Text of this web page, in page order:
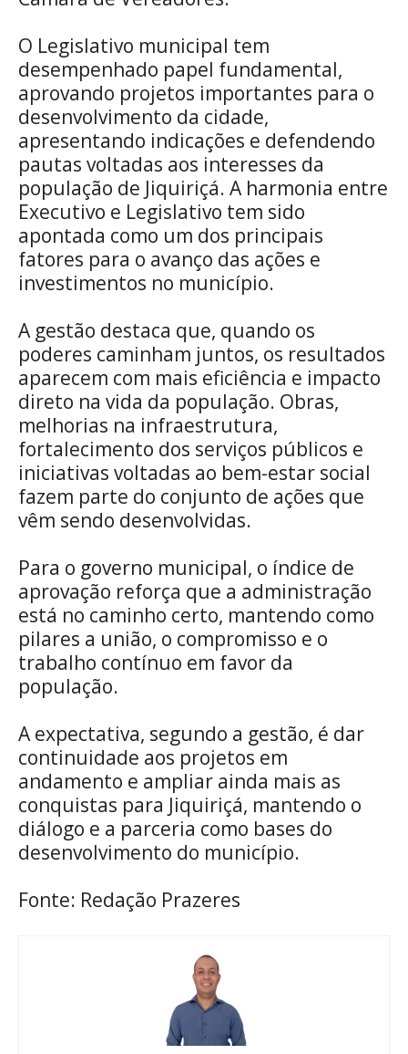
O Legislativo municipal tem
desempenhado papel fundamental,
aprovando projetos importantes para o
desenvolvimento da cidade,
apresentando indicações e defendendo
pautas voltadas aos interesses da
população de Jiquiriçá. A harmonia entre
Executivo e Legislativo tem sido
apontada como um dos principais
fatores para o avanço das ações e
investimentos no município.
A gestão destaca que, quando os
poderes caminham juntos, os resultados
aparecem com mais eficiência e impacto
direto na vida da população. Obras,
melhorias na infraestrutura,
fortalecimento dos serviços públicos e
iniciativas voltadas ao bem-estar social
fazem parte do conjunto de ações que
vêm sendo desenvolvidas.
Para o governo municipal, o índice de
aprovação reforça que a administração
está no caminho certo, mantendo como
pilares a união, o compromisso e o
trabalho contínuo em favor da
população.
A expectativa, segundo a gestão, é dar
continuidade aos projetos em
andamento e ampliar ainda mais as
conquistas para Jiquiriçá, mantendo o
diálogo e a parceria como bases do
desenvolvimento do município.
Fonte: Redação Prazeres